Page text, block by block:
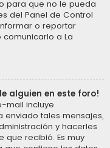
para que no le pueda
del Panel de Control
o reportar
a La
alguien en este foro!
mail incluye
tales mensajes,
y hacerles
recibió. Es muy